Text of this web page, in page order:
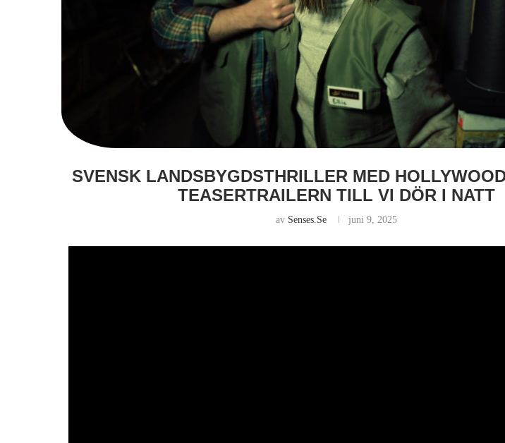
SVENSK LANDSBYGDSTHRILLER MED
TEASERTRAILERN TILL VI DÖR I NATT
av Senses.se juni 9, 2025